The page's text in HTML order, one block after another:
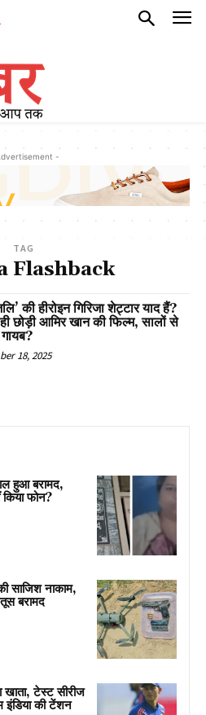
-
TAG
Flashback
की हीरोइन गिरिजा शेट्टार याद हैं?
छोड़ी आमिर खान की फिल्म, सालों से
18, 2025
हुआ बरामद,
किया फोन?
साजिश नाकाम,
बरामद
खाता, टेस्ट सीरीज
इंडिया की टेंशन